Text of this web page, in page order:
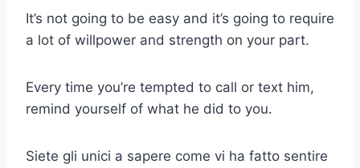
It’s not going to be easy and it’s going to require
a lot of willpower and strength on your part.
Every time you’re tempted to call or text him,
remind yourself of what he did to you.
Siete gli unici a sapere come vi ha fatto sentire